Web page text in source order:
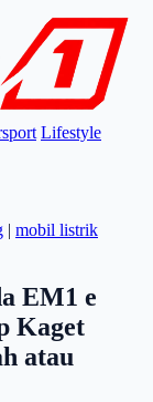
Lifestyle
| mobil listrik
EM1 e
Kaget
atau